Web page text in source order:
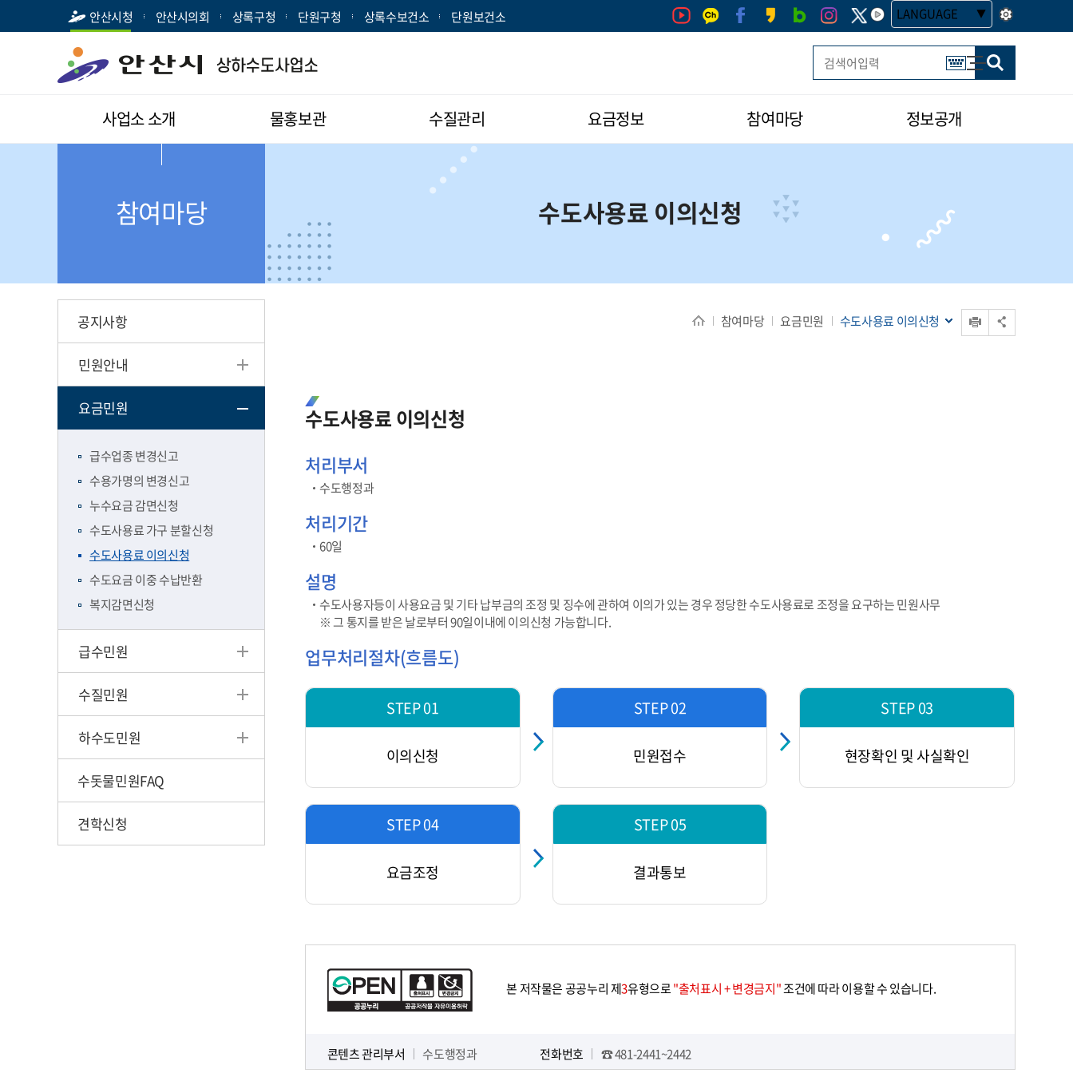
안산시청 안산시의회 상록구청 단원구청 상록수보건소 단원보건소 LANGUAGE
사업소 소개 물홍보관 수질관리 요금정보 참여마당 정보공개
참여마당 수도사용료 이의신청
참여마당 요금민원 수도사용료 이의신청
공지사항
민원안내
요금민원
급수업종 변경신고
수용가명의 변경신고
누수요금 감면신청
수도사용료 가구 분할신청
수도사용료 이의신청
수도요금 이중 수납반환
복지감면신청
급수민원
수질민원
하수도민원
수돗물민원FAQ
견학신청
수도사용료 이의신청
처리부서
수도행정과
처리기간
60일
설명
수도사용자등이 사용요금 및 기타 납부금의 조정 및 징수에 관하여 이의가 있는 경우 정당한 수도사용료로 조정을 요구하는 민원사무
※ 그 통지를 받은 날로부터 90일이내에 이의신청 가능합니다.
업무처리절차(흐름도)
STEP 01
이의신청
STEP 02
민원접수
STEP 03
현장확인 및 사실확인
STEP 04
요금조정
STEP 05
결과통보
본 저작물은 공공누리 제3유형으로"출처표시 + 변경금지"조건에 따라 이용할 수 있습니다.
콘텐츠 관리부서 수도행정과 전화번호 ☎ 481-2441~2442